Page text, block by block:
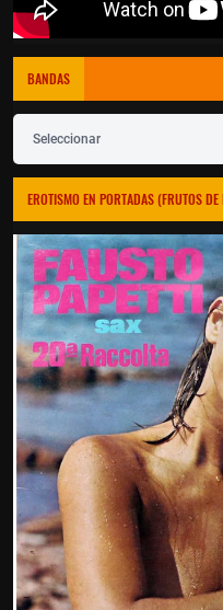
BANDAS
Seleccionar
EROTISMO EN PORTADAS (FRUTOS